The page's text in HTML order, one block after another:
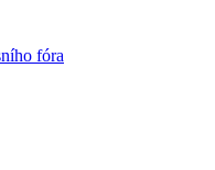
fóra